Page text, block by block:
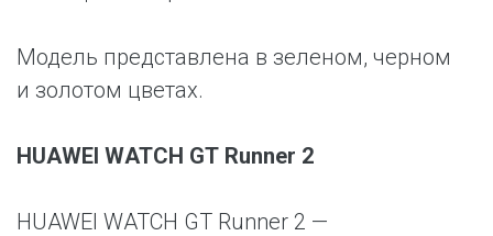
Модель представлена в зеленом, черном
и золотом цветах.
HUAWEI WATCH GT Runner 2
HUAWEI WATCH GT Runner 2 —